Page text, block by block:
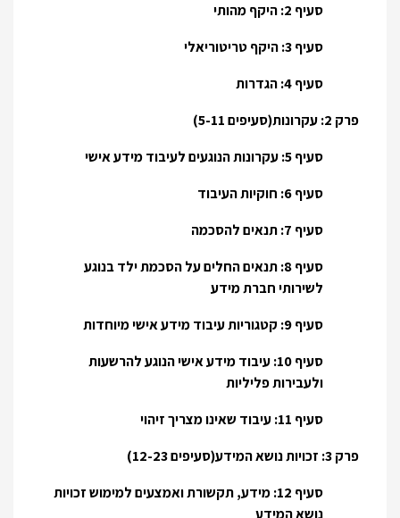
סעיף 2: היקף מהותי
סעיף 3: היקף טריטוריאלי
סעיף 4: הגדרות
פרק 2: עקרונות(סעיפים 5-11)
סעיף 5: עקרונות הנוגעים לעיבוד מידע אישי
סעיף 6: חוקיות העיבוד
סעיף 7: תנאים להסכמה
סעיף 8: תנאים החלים על הסכמת ילד בנוגע
לשירותי חברת מידע
סעיף 9: קטגוריות עיבוד מידע אישי מיוחדות
סעיף 10: עיבוד מידע אישי הנוגע להרשעות
ולעבירות פליליות
סעיף 11: עיבוד שאינו מצריך זיהוי
פרק 3: זכויות נושא המידע(סעיפים 12-23)
סעיף 12: מידע, תקשורת ואמצעים למימוש זכויות
נושא המידע